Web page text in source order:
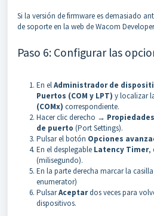
Si la versión de firmware es demasiado
de soporte en la web de Wacom
Paso 6: Configurar las
En elAdministrador de
Puertos (COM y LPT) y localizar
(COMx) correspondiente.
Hacer clic derecho → Propiedades
de puerto (Port Settings).
Pulsar el botón Opciones
En el desplegable Latency Timer,
(milisegundo).
En la parte derecha marcar la casilla
enumerator)
PulsarAceptardos veces para
dispositivos.